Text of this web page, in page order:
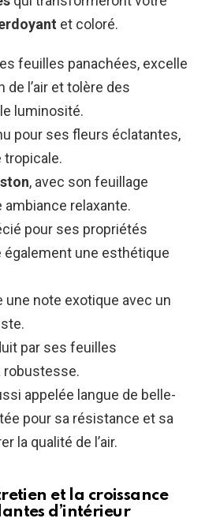
et coloré.
feuilles panachées, excelle
de l’air et tolère des
luminosité.
pour ses fleurs éclatantes,
tropicale.
, avec son feuillage
ambiance relaxante.
pour ses propriétés
une esthétique
une note exotique avec un
par ses feuilles
robustesse.
appelée langue de belle-
pour sa résistance et sa
la qualité de l’air.
et la croissance
d’intérieur